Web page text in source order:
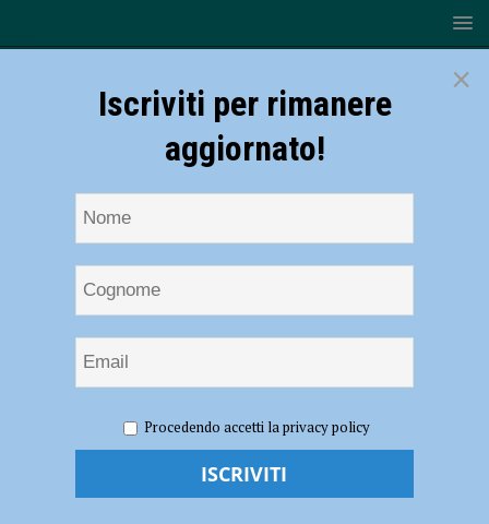
“Nessuna fretta né lavoro fatto male. Il cantiere è in corso, Raggi eviti
propaganda fuori luogo”
Via Poggiali, Tassi: “Nessuna fretta né
×
Iscriviti per rimanere
aggiornato!
Procedendo accetti la privacy policy